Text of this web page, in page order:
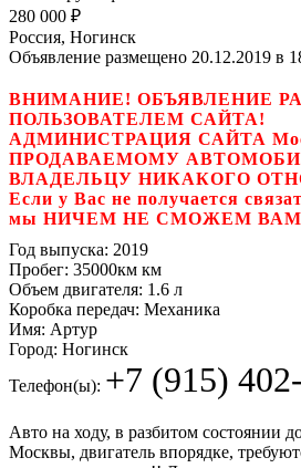
280 000 ₽
Россия, Ногинск
Объявление размещено 20.12.2019 в
ВНИМАНИЕ! ОБЪЯВЛЕНИЕ
ПОЛЬЗОВАТЕЛЕМ САЙТА!
АДМИНИСТРАЦИЯ САЙТА
ПРОДАВАЕМОМУ
ВЛАДЕЛЬЦУ НИКАКОГО
Если у Вас не получается
мы НИЧЕМ НЕ СМОЖЕМ
Год выпуска: 2019
Пробег: 35000км км
Объем двигателя: 1.6 л
Коробка передач: Механика
Имя: Артур
Город: Ногинск
Телефон(ы): +7 (915)
Авто на ходу, в разбитом состоянии
Москвы, двигатель впорядке,